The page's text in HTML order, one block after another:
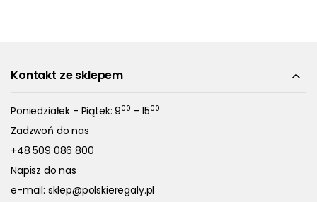
Kontakt ze sklepem
Poniedziałek - Piątek: 900 - 1500
Zadzwoń do nas
+48 509 086 800
Napisz do nas
e-mail: sklep@polskieregaly.pl